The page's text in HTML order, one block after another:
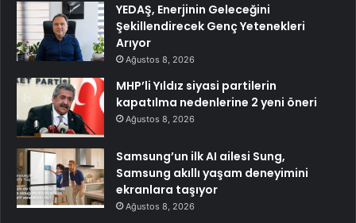
YEDAŞ, Enerjinin Geleceğini
Şekillendirecek Genç Yetenekleri
Arıyor
Ağustos 8, 2026
MHP’li Yıldız siyasi partilerin
kapatılma nedenlerine 2 yeni öneri
Ağustos 8, 2026
Samsung’un ilk AI ailesi Sung,
Samsung akıllı yaşam deneyimini
ekranlara taşıyor
Ağustos 8, 2026